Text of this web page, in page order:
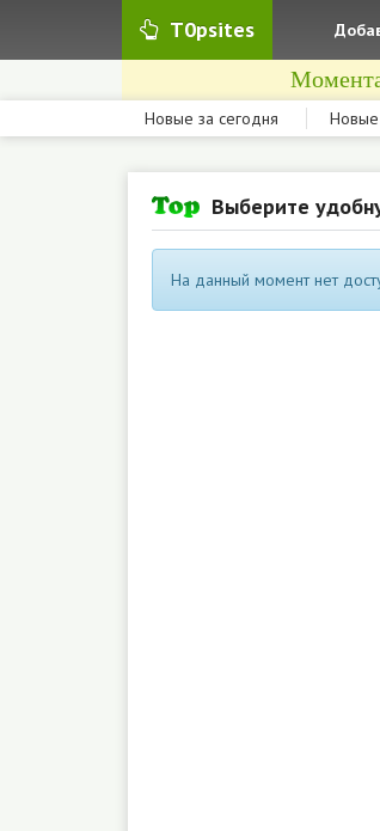
T0psites
Новые за сегодня
Выберите
На данный момент нет